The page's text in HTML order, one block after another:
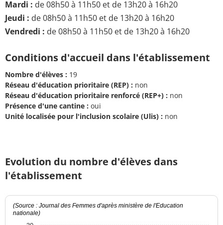
Mardi : de 08h50 à 11h50 et de 13h20 à 16h20
Jeudi : de 08h50 à 11h50 et de 13h20 à 16h20
Vendredi : de 08h50 à 11h50 et de 13h20 à 16h20
Conditions d'accueil dans l'établissement
Nombre d'élèves : 19
Réseau d'éducation prioritaire (REP) : non
Réseau d'éducation prioritaire renforcé (REP+) : non
Présence d'une cantine : oui
Unité localisée pour l'inclusion scolaire (Ulis) : non
Evolution du nombre d'élèves dans
l'établissement
(Source : Journal des Femmes d'après ministère de l'Education
nationale)